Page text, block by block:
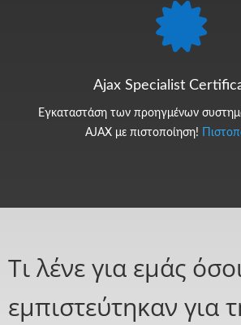

Ajax Specialist
Εγκαταστάση των προηγμένων
AJAX με πιστοποίηση!
Τι λένε για εμάς
εμπιστεύτηκαν για